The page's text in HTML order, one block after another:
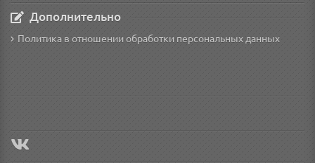
Дополнительно
Политика в отношении обработки персональных данных